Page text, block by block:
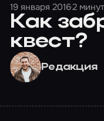
19 января 20162
Как
квест?
Редакция